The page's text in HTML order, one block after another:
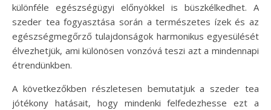
különféle egészségügyi előnyökkel is büszkélkedhet. A
szeder tea fogyasztása során a természetes ízek és az
egészségmegőrző tulajdonságok harmonikus egyesülését
élvezhetjük, ami különösen vonzóvá teszi azt a mindennapi
étrendünkben.
A következőkben részletesen bemutatjuk a szeder tea
jótékony hatásait, hogy mindenki felfedezhesse ezt a